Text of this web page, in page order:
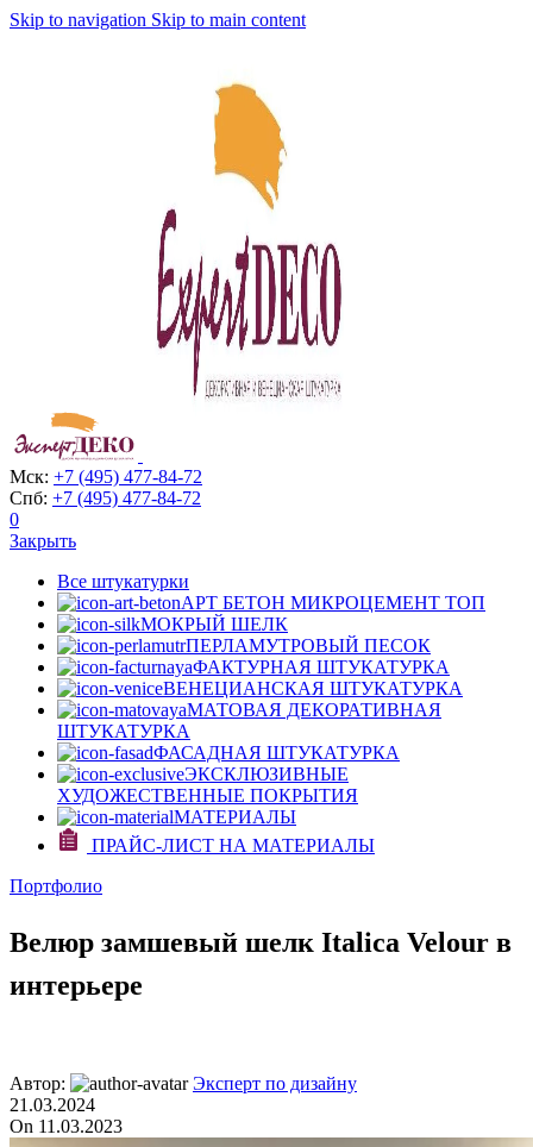
Skip to navigation Skip to main content
Мск: +7 (495) 477-84-72
Спб: +7 (495) 477-84-72
0
Закрыть
Все штукатурки
АРТ БЕТОН МИКРОЦЕМЕНТ ТОП
МОКРЫЙ ШЕЛК
ПЕРЛАМУТРОВЫЙ ПЕСОК
ФАКТУРНАЯ ШТУКАТУРКА
ВЕНЕЦИАНСКАЯ ШТУКАТУРКА
МАТОВАЯ ДЕКОРАТИВНАЯ
ШТУКАТУРКА
ФАСАДНАЯ ШТУКАТУРКА
ЭКСКЛЮЗИВНЫЕ
ХУДОЖЕСТВЕННЫЕ ПОКРЫТИЯ
МАТЕРИАЛЫ
ПРАЙС-ЛИСТ НА МАТЕРИАЛЫ
Портфолио
Велюр замшевый шелк Italica Velour в
интерьере
Автор:
Эксперт по дизайну
21.03.2024
On 11.03.2023